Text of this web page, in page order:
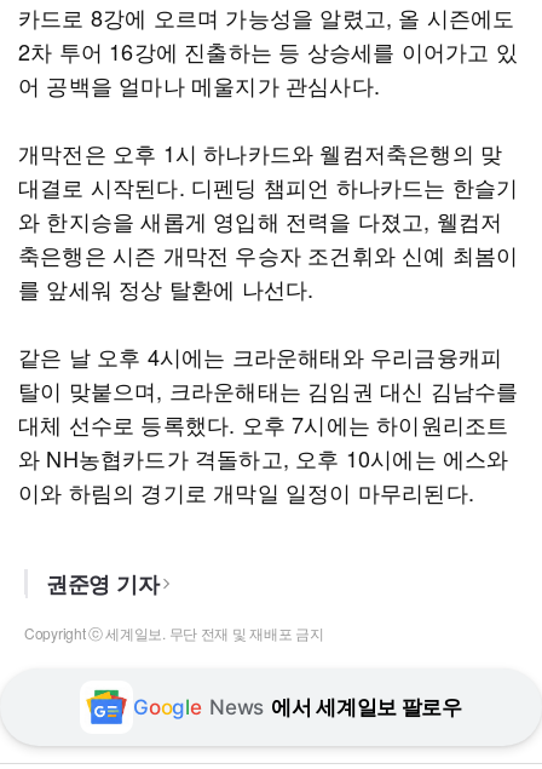
카드로 8강에 오르며 가능성을 알렸고, 올 시즌에도
2차 투어 16강에 진출하는 등 상승세를 이어가고 있
어 공백을 얼마나 메울지가 관심사다.
개막전은 오후 1시 하나카드와 웰컴저축은행의 맞
대결로 시작된다. 디펜딩 챔피언 하나카드는 한슬기
와 한지승을 새롭게 영입해 전력을 다졌고, 웰컴저
축은행은 시즌 개막전 우승자 조건휘와 신예 최봄이
를 앞세워 정상 탈환에 나선다.
같은 날 오후 4시에는 크라운해태와 우리금융캐피
탈이 맞붙으며, 크라운해태는 김임권 대신 김남수를
대체 선수로 등록했다. 오후 7시에는 하이원리조트
와 NH농협카드가 격돌하고, 오후 10시에는 에스와
이와 하림의 경기로 개막일 일정이 마무리된다.
권준영 기자
Copyright ⓒ 세계일보. 무단 전재 및 재배포 금지
Google News 에서 세계일보 팔로우